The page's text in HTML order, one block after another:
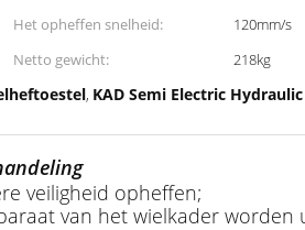
Het opheffen snelheid:
120mm/s
Netto gewicht:
218kg
, KAD Semi Electric
veiligheid opheffen;
van het wielkader worden